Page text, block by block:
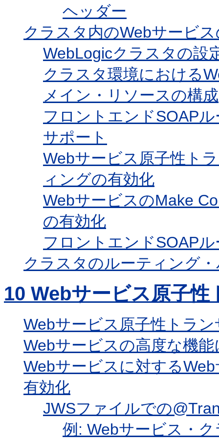
ヘッダー
クラスタ内のWebサービ
WebLogicクラスタの設
クラスタ環境における
メイン・リソースの構成
フロントエンドSOAP
サポート
Webサービス原子性ト
ィングの有効化
WebサービスのMake
の有効化
フロントエンドSOAP
クラスタのルーティング
10 Webサービス原子
Webサービス原子性トラ
Webサービスの高度な機
Webサービスに対する
有効化
JWSファイルでの
例: Webサービス・